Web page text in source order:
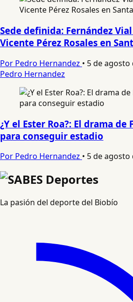
Sede definida: Fernández
Vicente Pérez Rosales en
Por Pedro Hernandez • 5 de agosto
Pedro Hernandez
¿Y el Ester Roa?: El drama de
para conseguir estadio
Por Pedro Hernandez • 5 de agosto
La pasión del deporte del Biobío